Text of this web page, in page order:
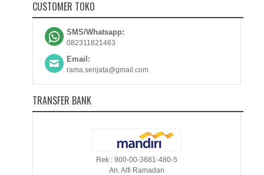
CUSTOMER TOKO
SMS/Whatsapp:
082311821463
Email:
rama.senjata@gmail.com
TRANSFER BANK
Rek : 900-00-3681-480-5
An. Alfi Ramadan